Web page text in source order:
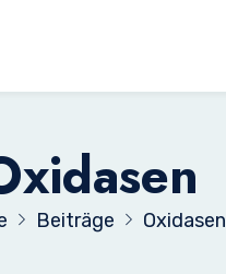
Beiträge Oxidasen